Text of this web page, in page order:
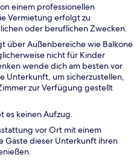
einem professionellen
Vermietung erfolgt zu
oder beruflichen Zwecken.
über Außenbereiche wie Balkone
nicht für Kinder
wende dich am besten vor
Unterkunft, um sicherzustellen,
zur Verfügung gestellt
es keinen Aufzug.
vor Ort mit einem
Gäste dieser Unterkunft ihren